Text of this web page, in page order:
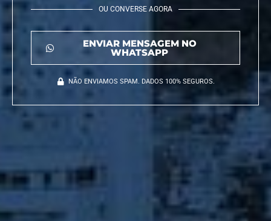
OU CONVERSE AGORA
ENVIAR MENSAGEM NO
WHATSAPP
NÃO ENVIAMOS SPAM. DADOS 100% SEGUROS.